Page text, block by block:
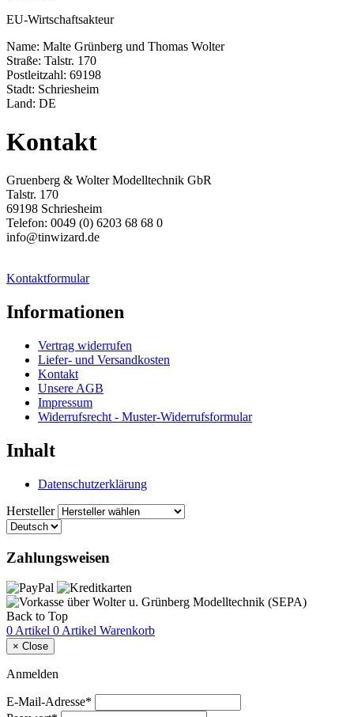
EU-Wirtschaftsakteur
Name: Malte Grünberg und Thomas Wolter
Straße: Talstr. 170
Postleitzahl: 69198
Stadt: Schriesheim
Land: DE
Kontakt
Gruenberg & Wolter Modelltechnik GbR
Talstr. 170
69198 Schriesheim
Telefon: 0049 (0) 6203 68 68 0
info@tinwizard.de
Kontaktformular
Informationen
Vertrag widerrufen
Liefer- und Versandkosten
Kontakt
Unsere AGB
Impressum
Widerrufsrecht - Muster-Widerrufsformular
Inhalt
Datenschutzerklärung
Hersteller
Zahlungsweisen
Back to Top
0 Artikel 0 Artikel Warenkorb
× Close
Anmelden
E-Mail-Adresse*